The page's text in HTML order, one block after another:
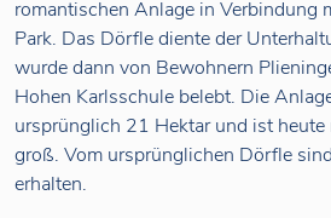
romantischen Anlage in Verbindung
Park. Das Dörfle diente der
wurde dann von Bewohnern
Hohen Karlsschule belebt. Die
ursprünglich 21 Hektar und ist
groß. Vom ursprünglichen Dörfle
erhalten.